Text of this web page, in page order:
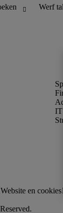
IT
Website en cookies